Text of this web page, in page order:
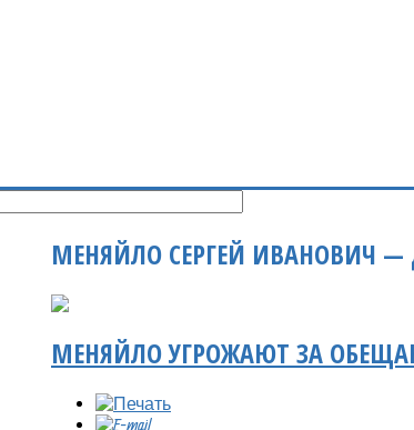
МЕНЯЙЛО СЕРГЕЙ ИВАНОВИЧ —
МЕНЯЙЛО УГРОЖАЮТ ЗА